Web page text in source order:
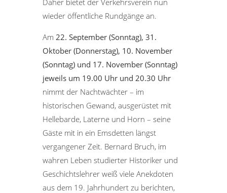
Daher bietet der Verkehrsverein nun
wieder öffentliche Rundgänge an.
Am 22. September (Sonntag), 31.
Oktober (Donnerstag), 10. November
(Sonntag) und 17. November (Sonntag)
jeweils um 19.00 Uhr und 20.30 Uhr
nimmt der Nachtwächter – im
historischen Gewand, ausgerüstet mit
Hellebarde, Laterne und Horn – seine
Gäste mit in ein Emsdetten längst
vergangener Zeit. Bernard Bruch, im
wahren Leben studierter Historiker und
Geschichtslehrer weiß viele Anekdoten
aus dem 19. Jahrhundert zu berichten,